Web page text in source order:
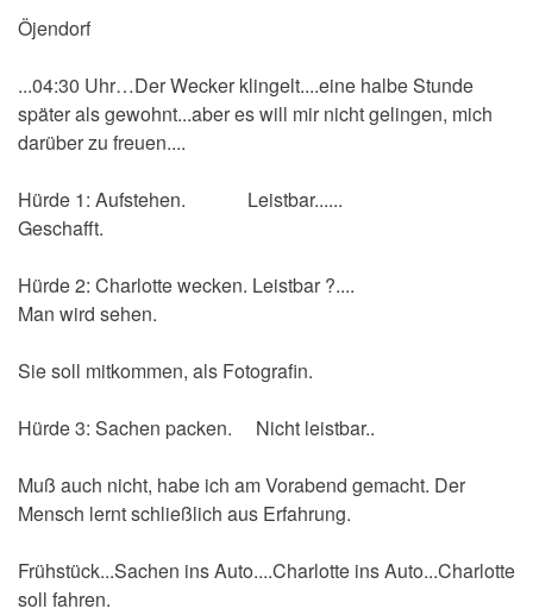
Öjendorf
...04:30 Uhr…Der Wecker klingelt....eine halbe Stunde
später als gewohnt...aber es will mir nicht gelingen, mich
darüber zu freuen....
Hürde 1: Aufstehen. Leistbar......
Geschafft.
Hürde 2: Charlotte wecken. Leistbar ?....
Man wird sehen.
Sie soll mitkommen, als Fotografin.
Hürde 3: Sachen packen. Nicht leistbar..
Muß auch nicht, habe ich am Vorabend gemacht. Der
Mensch lernt schließlich aus Erfahrung.
Frühstück...Sachen ins Auto....Charlotte ins Auto...Charlotte
soll fahren.